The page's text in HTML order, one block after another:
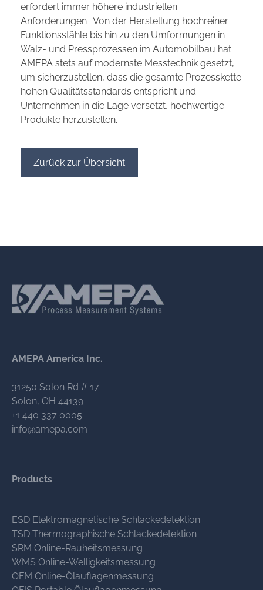
erfordert immer höhere industriellen
Anforderungen . Von der Herstellung hochreiner
Funktionsstähle bis hin zu den Umformungen in
Walz- und Pressprozessen im Automobilbau hat
AMEPA stets auf modernste Messtechnik gesetzt,
um sicherzustellen, dass die gesamte Prozesskette
hohen Qualitätsstandards entspricht und
Unternehmen in die Lage versetzt, hochwertige
Produkte herzustellen.
Zurück zur Übersicht
AMEPA America Inc.
31250 Solon Rd # 17
Solon, OH 44139
+1 440 337 0005
info@amepa.com
Products
ESD Elektromagnetische Schlackedetektion
TSD Thermographische Schlackedetektion
SRM Online-Rauheitsmessung
WMS Online-Welligkeitsmessung
OFM Online-Ölauflagenmessung